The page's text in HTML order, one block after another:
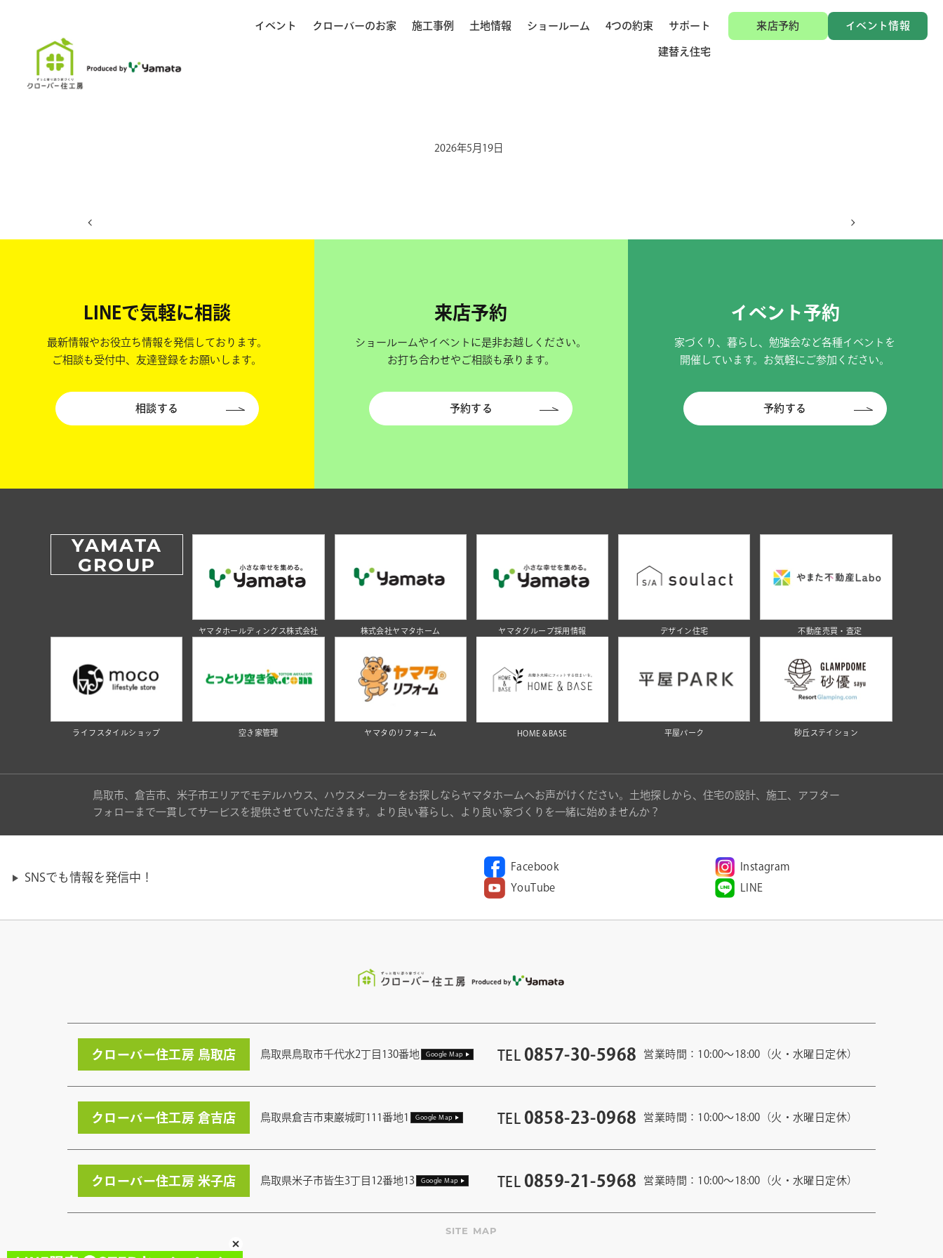
イベント クローバーのお家 施工事例 土地情報 ショールーム 4つの約束 サポート
建替え住宅
来店予約 イベント情報
ホーム イベント日程
2026年5月19日
LINEで気軽に相談
最新情報やお役立ち情報を発信しております。
ご相談も受付中、友達登録をお願いします。
相談する
来店予約
ショールームやイベントに是非お越しください。
お打ち合わせやご相談も承ります。
予約する
イベント予約
家づくり、暮らし、勉強会など各種イベントを
開催しています。お気軽にご参加ください。
予約する
YAMATA
GROUP
ヤマタホールディングス株式会社 株式会社ヤマタホーム ヤマタグループ採用情報 デザイン住宅 不動産売買・査定
ライフスタイルショップ 空き家管理 ヤマタのリフォーム HOME＆BASE 平屋パーク 砂丘ステイション
鳥取市、倉吉市、米子市エリアでモデルハウス、ハウスメーカーをお探しならヤマタホームへお声がけください。土地探しから、住宅の設計、施工、アフター
フォローまで一貫してサービスを提供させていただきます。より良い暮らし、より良い家づくりを一緒に始めませんか？
SNSでも情報を発信中！
Facebook
Instagram
YouTube
LINE
クローバー住工房 鳥取店 鳥取県鳥取市千代水2丁目130番地 Google Map TEL 0857-30-5968 営業時間：10:00〜18:00（火・水曜日定休）
クローバー住工房 倉吉店 鳥取県倉吉市東巌城町111番地1 Google Map TEL 0858-23-0968 営業時間：10:00〜18:00（火・水曜日定休）
クローバー住工房 米子店 鳥取県米子市皆生3丁目12番地13 Google Map TEL 0859-21-5968 営業時間：10:00〜18:00（火・水曜日定休）
SITE MAP